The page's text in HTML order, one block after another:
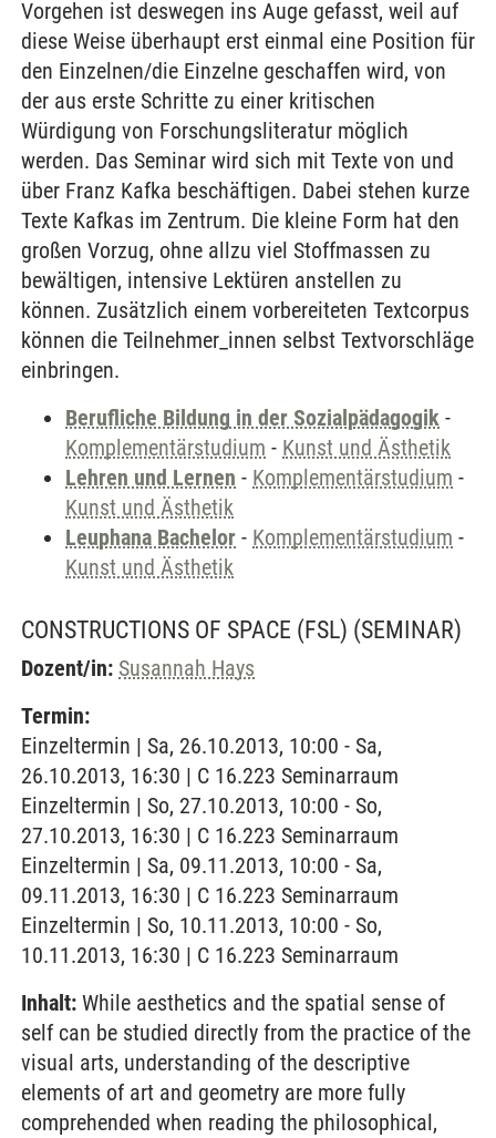
Vorgehen ist deswegen ins Auge gefasst, weil auf
diese Weise überhaupt erst einmal eine Position für
den Einzelnen/die Einzelne geschaffen wird, von
der aus erste Schritte zu einer kritischen
Würdigung von Forschungsliteratur möglich
werden. Das Seminar wird sich mit Texte von und
über Franz Kafka beschäftigen. Dabei stehen kurze
Texte Kafkas im Zentrum. Die kleine Form hat den
großen Vorzug, ohne allzu viel Stoffmassen zu
bewältigen, intensive Lektüren anstellen zu
können. Zusätzlich einem vorbereiteten Textcorpus
können die Teilnehmer_innen selbst Textvorschläge
einbringen.
Berufliche Bildung in der Sozialpädagogik -
Komplementärstudium - Kunst und Ästhetik
Lehren und Lernen - Komplementärstudium -
Kunst und Ästhetik
Leuphana Bachelor - Komplementärstudium -
Kunst und Ästhetik
CONSTRUCTIONS OF SPACE (FSL) (SEMINAR)
Dozent/in: Susannah Hays
Termin:
Einzeltermin | Sa, 26.10.2013, 10:00 - Sa,
26.10.2013, 16:30 | C 16.223 Seminarraum
Einzeltermin | So, 27.10.2013, 10:00 - So,
27.10.2013, 16:30 | C 16.223 Seminarraum
Einzeltermin | Sa, 09.11.2013, 10:00 - Sa,
09.11.2013, 16:30 | C 16.223 Seminarraum
Einzeltermin | So, 10.11.2013, 10:00 - So,
10.11.2013, 16:30 | C 16.223 Seminarraum
Inhalt: While aesthetics and the spatial sense of
self can be studied directly from the practice of the
visual arts, understanding of the descriptive
elements of art and geometry are more fully
comprehended when reading the philosophical,